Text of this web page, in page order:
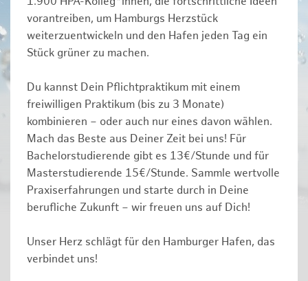
vorantreiben, um Hamburgs Herzstück
weiterzuentwickeln und den Hafen jeden Tag ein
Stück grüner zu machen.
Du kannst Dein Pflichtpraktikum mit einem
freiwilligen Praktikum (bis zu 3 Monate)
kombinieren – oder auch nur eines davon wählen.
Mach das Beste aus Deiner Zeit bei uns! Für
Bachelorstudierende gibt es 13€/Stunde und für
Masterstudierende 15€/Stunde. Sammle wertvolle
Praxiserfahrungen und starte durch in Deine
berufliche Zukunft – wir freuen uns auf Dich!
Unser Herz schlägt für den Hamburger Hafen, das
verbindet uns!